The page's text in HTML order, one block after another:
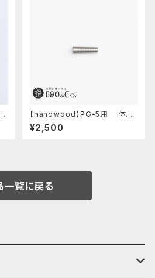
【handwood】PG-5用 一体型
ノック部カバー (グルーブ/ステン
レス)
¥2,500
一覧に戻る